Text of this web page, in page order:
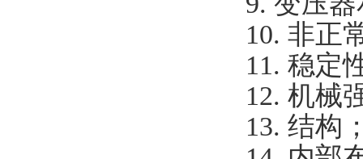
10. 非正
11. 稳定
12. 机械
13. 结构